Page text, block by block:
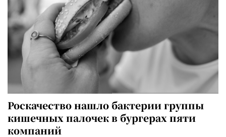
Роскачество нашло бактерии группы
кишечных палочек в бургерах пяти
компаний